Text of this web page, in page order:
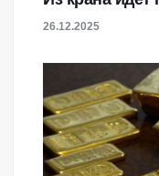
26.12.2025